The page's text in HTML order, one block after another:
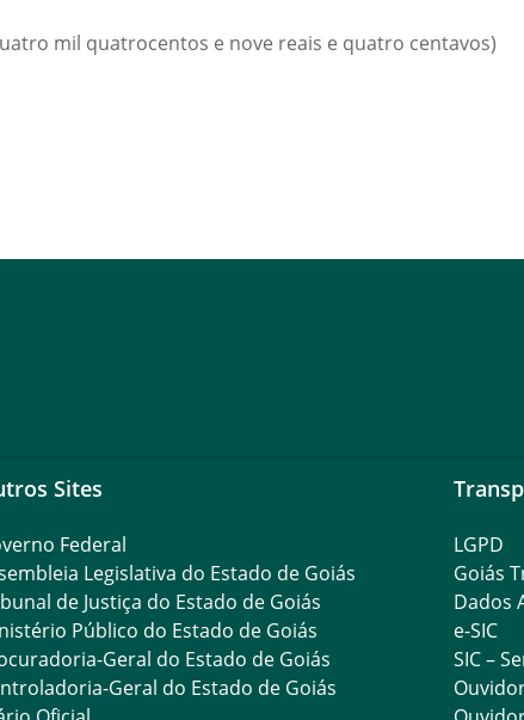
mil quatrocentos e nove reais e quatro centavos)
Sites
Federal
Legislativa do Estado de Goiás
de Justiça do Estado de Goiás
Público do Estado de Goiás
Geral do Estado de Goiás
Geral do Estado de Goiás
LGPD
Goiás
Dados
e-SIC
SIC –